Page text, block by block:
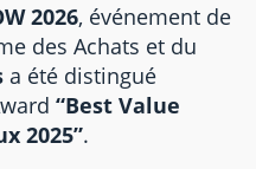
2026, événement de
des Achats et du
a été distingué
“Best Value
2025”.